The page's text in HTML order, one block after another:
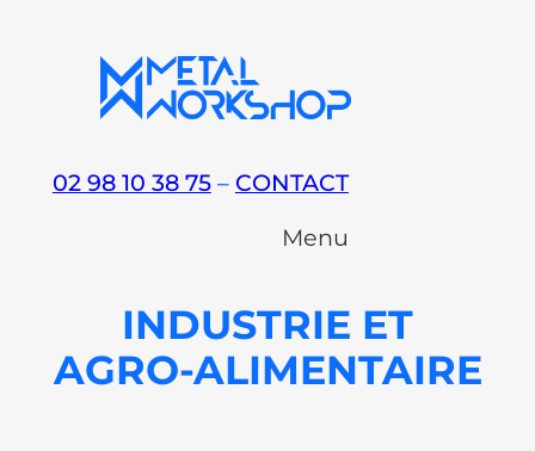
contenu
02 98 10 38 75– CONTACT
Menu
INDUSTRIE ET
AGRO-ALIMENTAIRE